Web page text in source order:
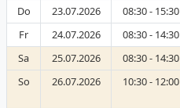
Do
23.07.2026 08:30 - 15:30
Fr
24.07.2026 08:30 - 14:30
Sa
25.07.2026 08:30 - 14:30
So
26.07.2026 10:30 - 12:00